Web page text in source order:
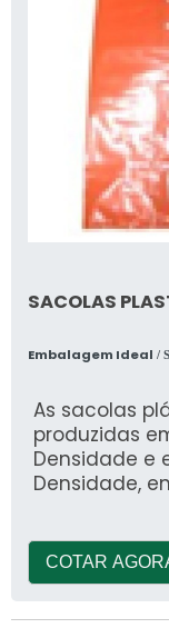
SACOLAS
Embalagem Ideal /
As sacolas
produzidas
Densidade e
Densidade,
COTAR